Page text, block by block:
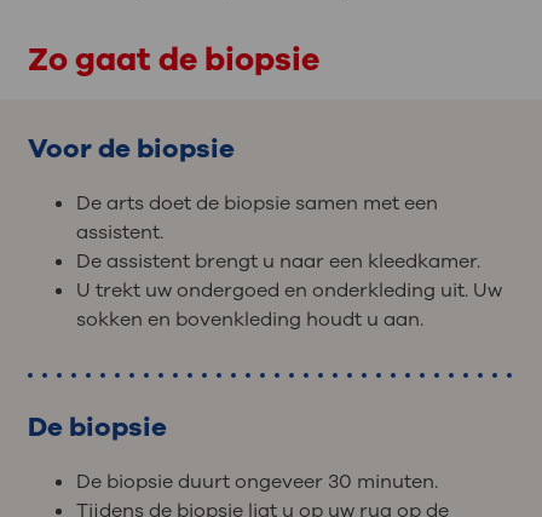
Zo gaat de biopsie
Voor de biopsie
De arts doet de biopsie samen met een
assistent.
De assistent brengt u naar een kleedkamer.
U trekt uw ondergoed en onderkleding uit. Uw
sokken en bovenkleding houdt u aan.
De biopsie
De biopsie duurt ongeveer 30 minuten.
Tijdens de biopsie ligt u op uw rug op de